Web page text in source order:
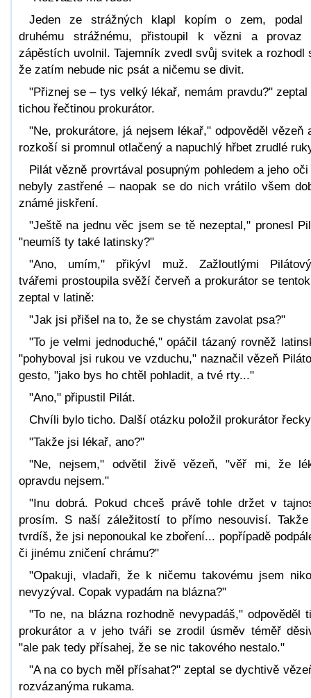
Jeden ze strážných klapl kopím o zem, podal
druhému strážnému, přistoupil k vězni a provaz
zápěstích uvolnil. Tajemník zvedl svůj svitek a rozhodl
že zatím nebude nic psát a ničemu se divit.
"Přiznej se – tys velký lékař, nemám pravdu?" zeptal
tichou řečtinou prokurátor.
"Ne, prokurátore, já nejsem lékař," odpověděl vězeň
rozkoší si promnul otlačený a napuchlý hřbet zrudlé
Pilát vězně provrtával posupným pohledem a jeho oči
nebyly zastřené – naopak se do nich vrátilo všem
známé jiskření.
"Ještě na jednu věc jsem se tě nezeptal," pronesl
"neumíš ty také latinsky?"
"Ano, umím," přikývl muž. Zažloutlými
tvářemi prostoupila svěží červeň a prokurátor se
zeptal v latině:
"Jak jsi přišel na to, že se chystám zavolat psa?"
"To je velmi jednoduché," opáčil tázaný rovněž
"pohyboval jsi rukou ve vzduchu," naznačil vězeň
gesto, "jako bys ho chtěl pohladit, a tvé rty..."
"Ano," připustil Pilát.
Chvíli bylo ticho. Další otázku položil prokurátor
"Takže jsi lékař, ano?"
"Ne, nejsem," odvětil živě vězeň, "věř mi, že
opravdu nejsem."
"Inu dobrá. Pokud chceš právě tohle držet v
prosím. S naší záležitostí to přímo nesouvisí.
tvrdíš, že jsi neponoukal ke zboření... popřípadě
či jinému zničení chrámu?"
"Opakuji, vladaři, že k ničemu takovému jsem
nevyzýval. Copak vypadám na blázna?"
"To ne, na blázna rozhodně nevypadáš," odpověděl
prokurátor a v jeho tváři se zrodil úsměv téměř
"ale pak tedy přísahej, že se nic takového nestalo."
"A na co bych měl přísahat?" zeptal se dychtivě
rozvázanýma rukama.